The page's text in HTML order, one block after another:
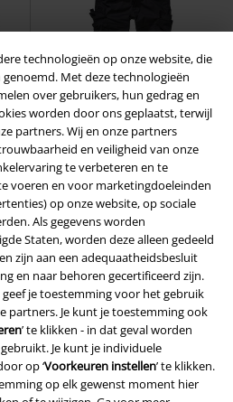
technologieën op onze website, die
genoemd. Met deze technologieën
over gebruikers, hun gedrag en
worden door ons geplaatst, terwijl
partners. Wij en onze partners
en veiligheid van onze
te verbeteren en te
voeren en voor marketingdoeleinden
op onze website, op sociale
Als gegevens worden
Staten, worden deze alleen gedeeld
zijn aan een adequaatheidsbesluit
en naar behoren gecertificeerd zijn.
geef je toestemming voor het gebruik
partners. Je kunt je toestemming ook
’ te klikken - in dat geval worden
Je kunt je individuele
op ‘Voorkeuren instellen’ te klikken.
op elk gewenst moment hier
Bijna uitverkocht Grote maten
vanaf€ 53,99
Tactical Ripstop broek
Brandit
Cargobroek